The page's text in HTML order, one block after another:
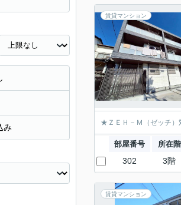
賃貸マンション
★ＺＥＨ－Ｍ（ゼッチ
部屋番号 所在階
302 3階
賃貸マンション
み